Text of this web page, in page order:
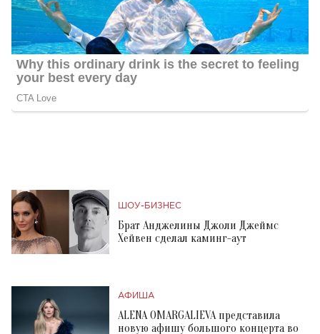
ШОУ-БИЗНЕС
Брат Анджелины Джоли Джеймс
Хейвен сделал каминг-аут
АФИША
ALENA OMARGALIEVA представила
новую афишу большого концерта во